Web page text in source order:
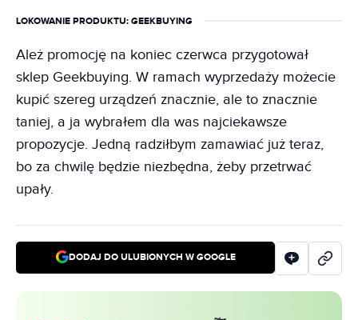
LOKOWANIE PRODUKTU: GEEKBUYING
Ależ promocję na koniec czerwca przygotował
sklep Geekbuying. W ramach wyprzedaży możecie
kupić szereg urządzeń znacznie, ale to znacznie
taniej, a ja wybrałem dla was najciekawsze
propozycje. Jedną radziłbym zamawiać już teraz,
bo za chwilę będzie niezbędna, żeby przetrwać
upały.
DODAJ DO ULUBIONYCH W GOOGLE